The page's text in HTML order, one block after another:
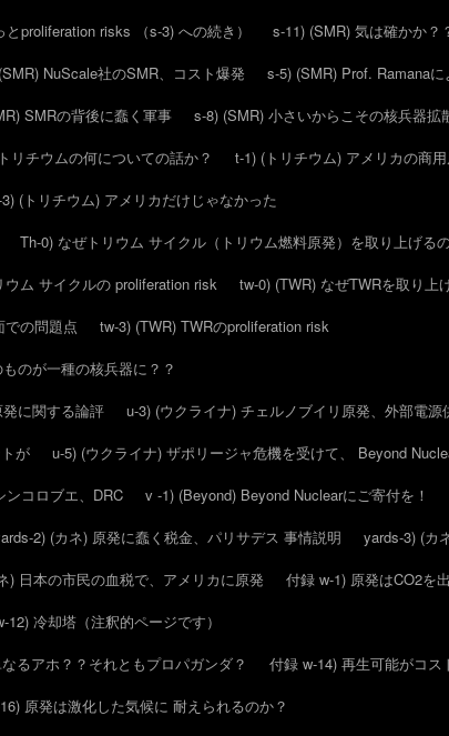
proliferation risks （s-3) への続き） s-11) (SMR) 気は確かか？
NuScale社のSMR、コスト爆発
s-5) (SMR) Prof. Ramana
SMRの背後に蠢く軍事
s-8) (SMR) 小さいからこその核兵器拡
リチウムの何についての話か？
t-1) (トリチウム) アメリカの商
(トリチウム) アメリカだけじゃなかった
Th-0) なぜトリウム サイクル（トリウム燃料原発）を取り上げる
ウム サイクルの proliferation risk
tw-0) (TWR) なぜTWRを取り上
での問題点
tw-3) (TWR) TWRのproliferation risk
のが一種の核兵器に？？
に関する論評
u-3) (ウクライナ) チェルノブイリ原発、外部電源
が
u-5) (ウクライナ) ザポリージャ危機を受けて、 Beyond
ンコロブエ、DRC v -1) (Beyond) Beyond Nuclearにご寄付を！
2) (カネ) 原発に蠢く税金、パリサデス 事情説明
yards-3) (カ
) 日本の市民の血税で、アメリカに原発
付録 w-1) 原発はCO2を
12) 冷却塔（注釈的ページです）
るアホ？？それともプロパガンダ？
付録 w-14) 再生可能がコ
原発は激化した気候に 耐えられるのか？